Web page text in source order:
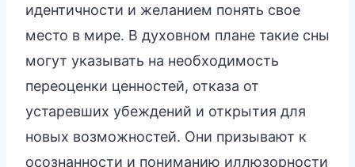
идентичности и желанием понять свое
место в мире. В духовном плане такие сны
могут указывать на необходимость
переоценки ценностей, отказа от
устаревших убеждений и открытия для
новых возможностей. Они призывают к
осознанности и пониманию иллюзорности